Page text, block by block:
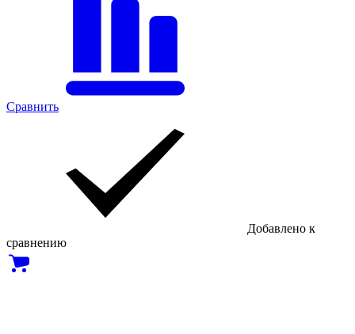
Сравнить
Добавлено к
сравнению